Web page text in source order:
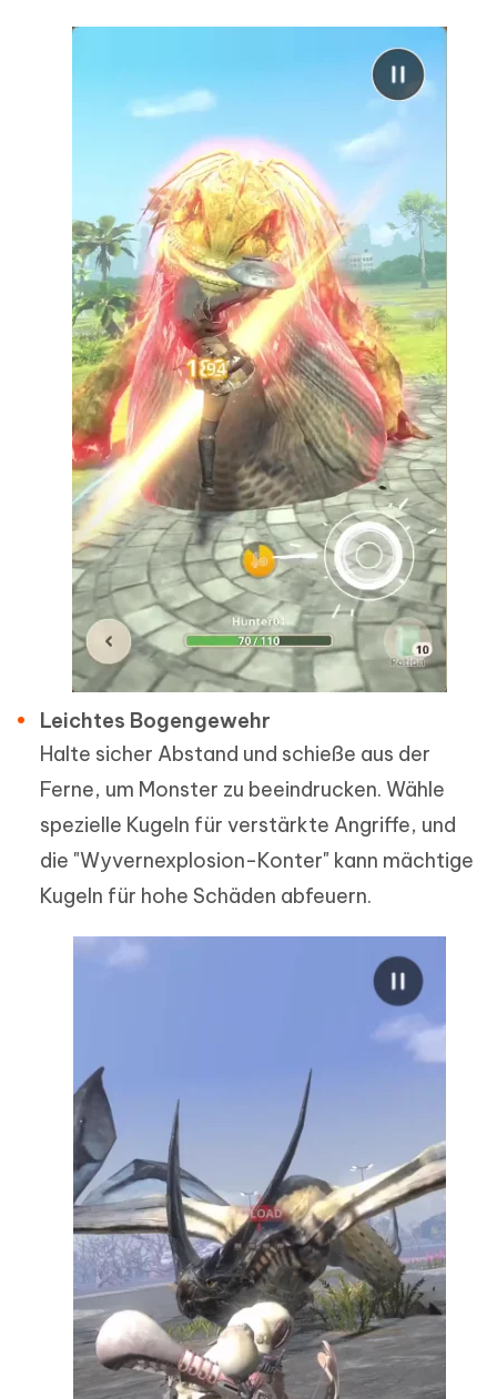
Leichtes Bogengewehr
Halte sicher Abstand und schieße aus der
Ferne, um Monster zu beeindrucken. Wähle
spezielle Kugeln für verstärkte Angriffe, und
die "Wyvernexplosion-Konter" kann mächtige
Kugeln für hohe Schäden abfeuern.